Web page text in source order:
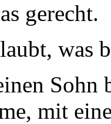
gerecht.
was
Sohn
mit